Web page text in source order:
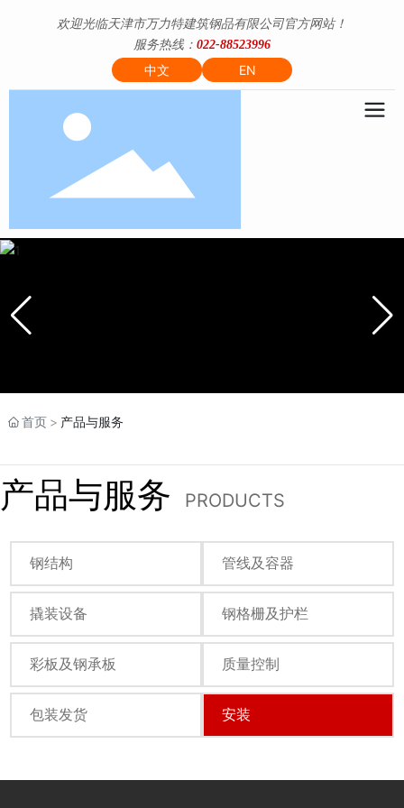
欢迎光临天津市万力特建筑钢品有限公司官方网站！
服务热线： 022-88523996
中文 EN
首页 产品与服务
产品与服务 PRODUCTS
钢结构 管线及容器
撬装设备 钢格栅及护栏
彩板及钢承板 质量控制
包装发货 安装